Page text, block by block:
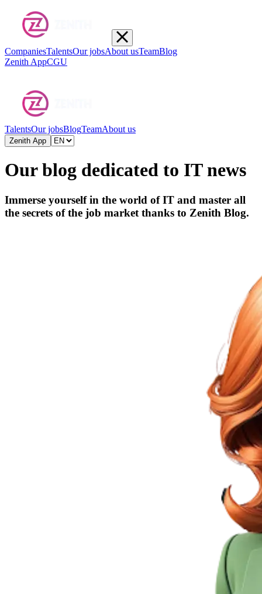
CompaniesTalentsOur jobsAbout usTeamBlog
Zenith AppCGU
TalentsOur jobsBlogTeamAbout us
Zenith App
Our blog dedicated to IT news
Immerse yourself in the world of IT and master all
the secrets of the job market thanks to Zenith Blog.